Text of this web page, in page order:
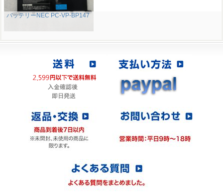
バッテリーNEC PC-VP-BP147